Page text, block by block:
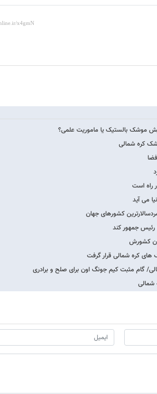
موشک بالستیک یا ماموریت علمی؟
کره شمالی
راه است
می آید
کشورهای جهان
جمهور کند
کشورش
های کره شمالی قرار گرفت
گام مثبت کیم جونگ اون برای صلح و برادری
شمالی